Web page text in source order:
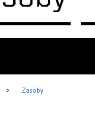
> Zasoby